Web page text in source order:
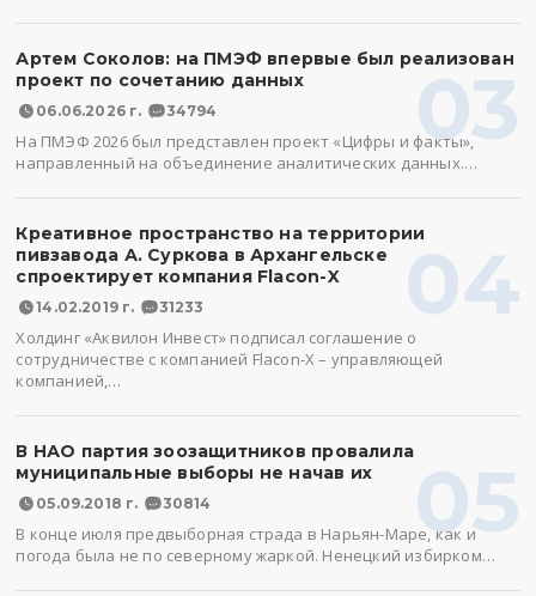
03
Артем Соколов: на ПМЭФ впервые был реализован
проект по сочетанию данных
06.06.2026 г. 34794
На ПМЭФ 2026 был представлен проект «Цифры и факты»,
направленный на объединение аналитических данных.…
04
Креативное пространство на территории
пивзавода А. Суркова в Архангельске
спроектирует компания Flacon-X
14.02.2019 г. 31233
Холдинг «Аквилон Инвест» подписал соглашение о
сотрудничестве с компанией Flacon-X – управляющей
компанией,…
05
В НАО партия зоозащитников провалила
муниципальные выборы не начав их
05.09.2018 г. 30814
В конце июля предвыборная страда в Нарьян-Маре, как и
погода была не по северному жаркой. Ненецкий избирком…